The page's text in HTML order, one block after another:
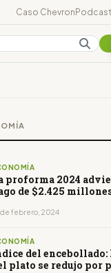
Caso Chevron
proforma 2024
de $2.425
de febrero, 2024
del encebollado:
plato se redujo por